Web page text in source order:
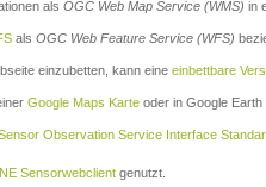
als OGC Web Map Service (WMS) in
als OGC Web Feature Service (WFS)
einzubetten, kann eine einbettbare
Google Maps Karte oder in Google Earth
Observation Service Interface
Sensorwebclient genutzt.